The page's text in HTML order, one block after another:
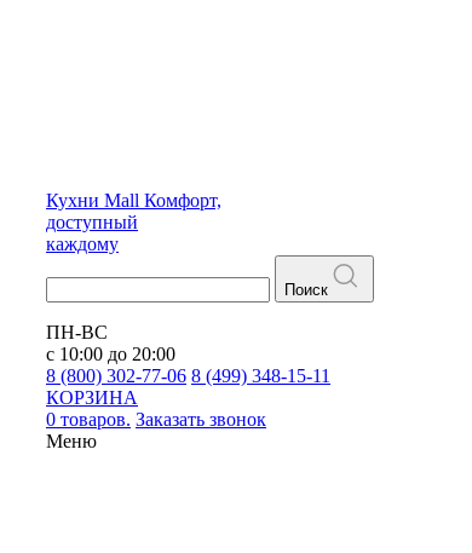
Кухни Mall Комфорт,
доступный
каждому
Поиск
ПН-ВС
с 10:00 до 20:00
8 (800) 302-77-06 8 (499) 348-15-11
КОРЗИНА
0 товаров. Заказать звонок
Меню